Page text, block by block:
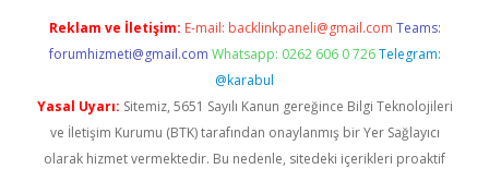
Reklam ve İletişim: E-mail: backlinkpaneli@gmail.com Teams:
forumhizmeti@gmail.com Whatsapp: 0262 606 0 726 Telegram:
@karabul
Yasal Uyarı: Sitemiz, 5651 Sayılı Kanun gereğince Bilgi Teknolojileri
ve İletişim Kurumu (BTK) tarafından onaylanmış bir Yer Sağlayıcı
olarak hizmet vermektedir. Bu nedenle, sitedeki içerikleri proaktif